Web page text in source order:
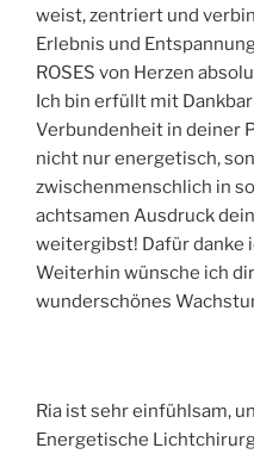
weist, zentriert und
Erlebnis und
ROSES von Herzen
Ich bin erfüllt mit
Verbundenheit in deiner
nicht nur energetisch,
zwischenmenschlich in
achtsamen Ausdruck
weitergibst! Dafür danke
Weiterhin wünsche ich
wunderschönes
Ria ist sehr einfühlsam,
Energetische